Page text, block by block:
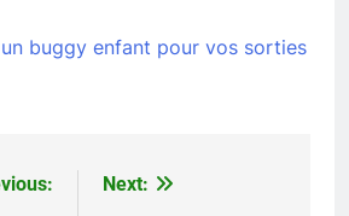
buggy enfant pour vos sorties
Next: